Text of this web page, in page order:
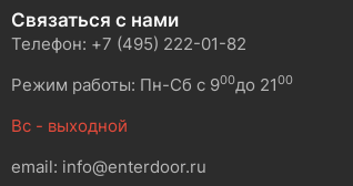
Связаться с нами
Телефон: +7 (495) 222-01-82
Режим работы: Пн-Сб с 900до 2100
Вс - выходной
email: info@enterdoor.ru